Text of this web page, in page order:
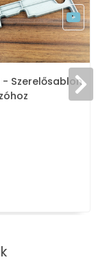
- Szerelősablon